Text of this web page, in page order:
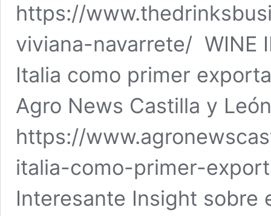
https://
viviana-navarrete/ WINE
Italia como primer
Agro News Castilla y León
https://
italia-como-primer-
Interesante Insight sobre